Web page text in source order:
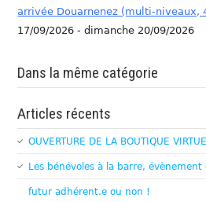
arrivée Douarnenez (multi-niveaux,
17/09/2026 - dimanche 20/09/2026
Dans la même catégorie
Articles récents
OUVERTURE DE LA BOUTIQUE
Les bénévoles à la barre,
futur adhérent.e ou non !